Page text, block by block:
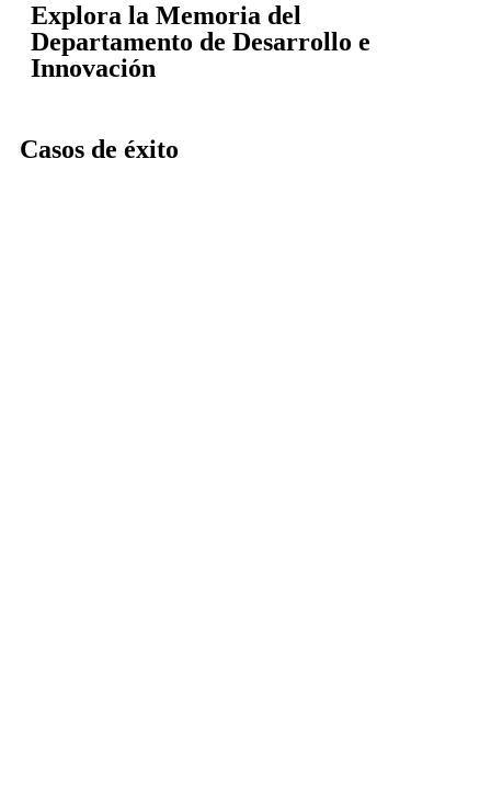
Explora la Memoria del
Departamento de Desarrollo e
Innovación
Casos de éxito